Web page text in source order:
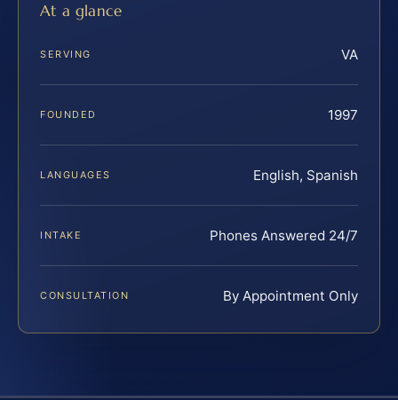
At a glance
SERVING VA
FOUNDED 1997
LANGUAGES English, Spanish
INTAKE Phones Answered 24/7
CONSULTATION By Appointment Only